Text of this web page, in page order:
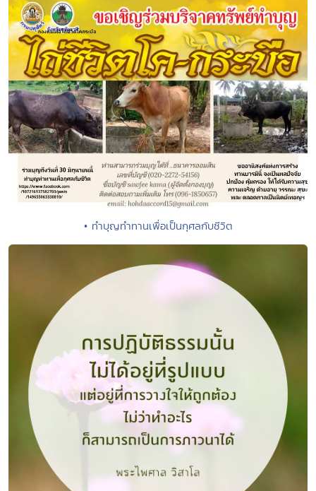
• ทำบุญทำทานเพื่อเป็นกุศลกับชีวิต